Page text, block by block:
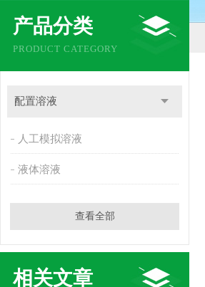
产品分类
PRODUCT CATEGORY
配置溶液
人工模拟溶液
液体溶液
查看全部
相关文章